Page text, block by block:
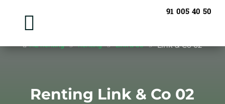

91 005 40 50
 ME Renting 5 Renting 5 Link & Co 5 Link & Co 02
Renting Link & Co 02